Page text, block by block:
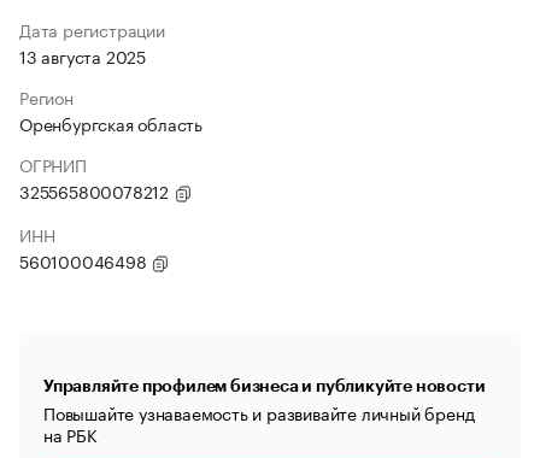
Дата регистрации
13 августа 2025
Регион
Оренбургская область
ОГРНИП
325565800078212
ИНН
560100046498
Управляйте профилем бизнеса и публикуйте новости
Повышайте узнаваемость и развивайте личный бренд
на РБК